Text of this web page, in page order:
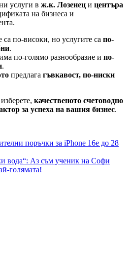
услуги в ж.к. Лозенец и центъра
на бизнеса и
са по-високи, но услугите са по-
.
по-голямо разнообразие и по-
.
предлага гъвкавост, по-ниски
качественото счетоводно
за успеха на вашия бизнес.
поръчки за iPhone 16e до 28
вода“: Аз съм ученик на Софи
голямата!